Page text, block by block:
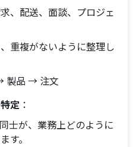
、配送、面談、プロジェ
重複がないように整理し
製品 → 注文
定 ：
士が、業務上どのように
す。